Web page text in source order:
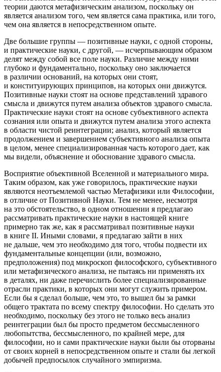
теории даются метафизическим анализом, поскольку он
является анализом того, чем является сама практика, или того,
чем она является в непосредственном опыте.
Две большие группы — позитивные науки, с одной стороны,
и практические науки, с другой, — исчерпывающим образом
делят между собой все поле науки. Различие между ними
глубоко и фундаментально, поскольку оно заключается
в различии оснований, на которых они стоят,
и конституирующих принципов, на которых они движутся.
Позитивные науки стоят на основе представлений здравого
смысла и движутся путем анализа объектов здравого смысла.
Практические науки стоят на основе субъективного аспекта
сознания или опыта и движутся путем анализа этого аспекта
в области чистой реинтеграции; анализ, который является
продолжением и завершением субъективного анализа опыта
в целом, менее специализированная часть которого дает, как
мы видели, объяснение и обоснование здравого смысла.
Восприятие объективной Вселенной и материального мира.
Таким образом, как уже говорилось, практические науки
являются неотъемлемой частью Метафизики или Философии,
в отличие от Позитивной Науки. Тем не менее, несмотря
на это обстоятельство, в одном отношении я предлагаю
рассматривать практические науки в настоящей книге
примерно так же, как я рассматривал позитивные науки
в книге II. Иными словами, я предлагаю зайти в них
не дальше, чем это необходимо для того, чтобы подвести их
фундаментальные концепции (или, возможно,
предположения) под микроскоп философского, субъективного
или метафизического анализа, не пытаясь ни применять их
в деталях, ни даже перечислить более специализированные
отрасли практики, в которых они могут служить примером.
Если бы я сделал больше, чем это, то вышел бы за рамки
общего трактата по всему спектру философии. Но сделать это
необходимо, поскольку без этого не только весь анализ
реинтеграции был бы просто предметом бессмысленного
любопытства, бессмысленного, по крайней мере, для
философии, но и сами практические науки были бы оторваны
от своих корней в непосредственном опыте и стали бы легкой
добычей предпосылок случайного эмпиризма.